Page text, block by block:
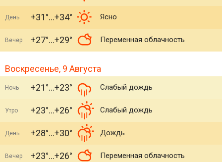
День +31° +34° Ясно
Вечер +27° +29° Переменная облачность
Воскресенье, 9 Августа
Ночь +21° +23° Слабый дождь
Утро +23° +26° Слабый дождь
День +28° +30° Дождь
Вечер +23° +26° Переменная облачность